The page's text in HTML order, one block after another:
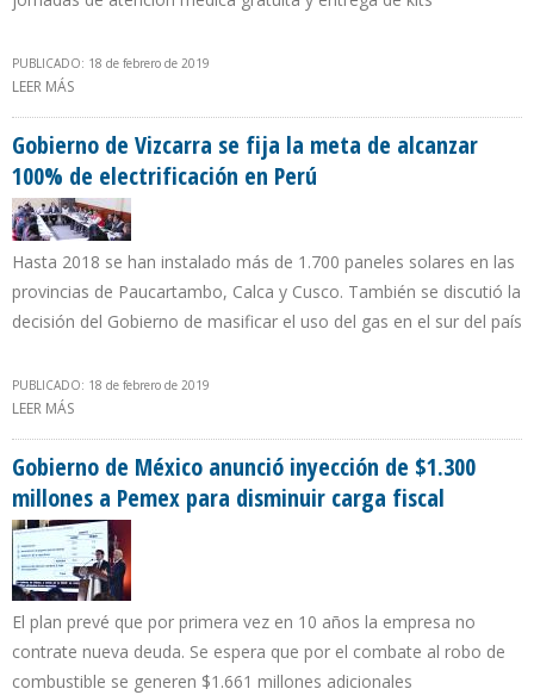
PUBLICADO: 18 de febrero de 2019
LEER MÁS
Gobierno de Vizcarra se fija la meta de alcanzar
100% de electrificación en Perú
Hasta 2018 se han instalado más de 1.700 paneles solares en las
provincias de Paucartambo, Calca y Cusco. También se discutió la
decisión del Gobierno de masificar el uso del gas en el sur del país
PUBLICADO: 18 de febrero de 2019
LEER MÁS
Gobierno de México anunció inyección de $1.300
millones a Pemex para disminuir carga fiscal
El plan prevé que por primera vez en 10 años la empresa no
contrate nueva deuda. Se espera que por el combate al robo de
combustible se generen $1.661 millones adicionales